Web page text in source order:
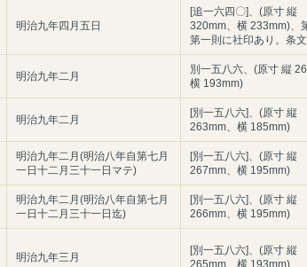
明治九年四月五日
[追一六四〇]、(原寸 縦
320mm、横 233mm)、
第一則に社印あり。条文
明治九年二月
別一五八六、(原寸 縦
横 193mm)
明治九年二月
[別一五八六]、(原寸 縦
263mm、横 185mm)
明治九年二月(明治八年自第七月
一日十二月三十一日マテ)
[別一五八六]、(原寸 縦
267mm、横 195mm)
明治九年二月(明治八年自第七月
一日十二月三十一日迄)
[別一五八六]、(原寸 縦
266mm、横 195mm)
明治九年三月
[別一五八六]、(原寸 縦
265mm、横 193mm)